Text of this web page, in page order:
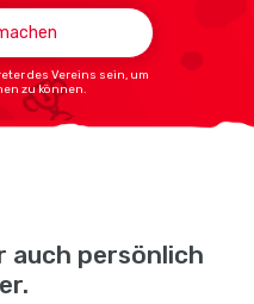
des Vereins sein, um
zu können.
auch persönlich